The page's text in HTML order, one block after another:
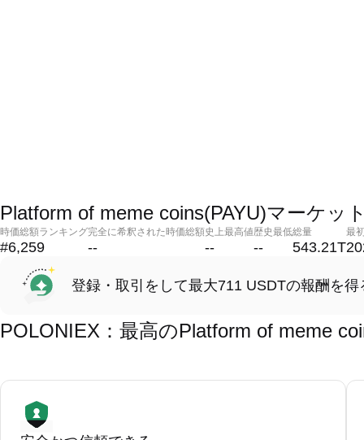
Platform of meme coins(PAYU)マーケッ
時価総額ランキング
#6,259
完全に希釈された時価総額
--
史上最高値
--
歴史最低
--
総量
543.21T
最
登録・取引をして最大711 USDTの報酬を得
POLONIEX：最高のPlatform of meme